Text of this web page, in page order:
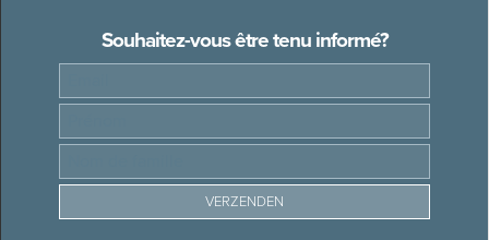
Souhaitez-vous être tenu informé?